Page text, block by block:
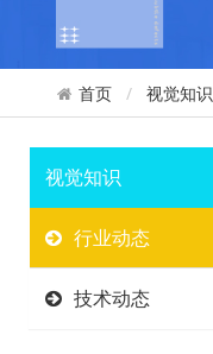
首页 视觉知识
视觉知识
行业动态
技术动态